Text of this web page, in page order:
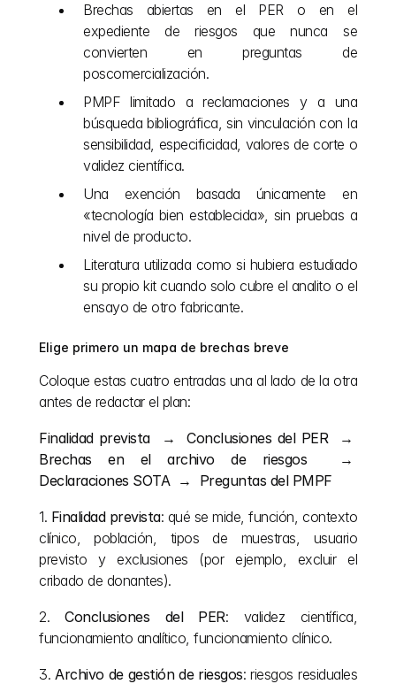
Brechas abiertas en el PER o en el
expediente de riesgos que nunca se
convierten en preguntas de
poscomercialización.
PMPF limitado a reclamaciones y a una
búsqueda bibliográfica, sin vinculación con la
sensibilidad, especificidad, valores de corte o
validez científica.
Una exención basada únicamente en
«tecnología bien establecida», sin pruebas a
nivel de producto.
Literatura utilizada como si hubiera estudiado
su propio kit cuando solo cubre el analito o el
ensayo de otro fabricante.
Elige primero un mapa de brechas breve
Coloque estas cuatro entradas una al lado de la otra
antes de redactar el plan:
Finalidad prevista  →  Conclusiones del PER  →
Brechas en el archivo de riesgos  →
Declaraciones SOTA  →  Preguntas del PMPF
1. Finalidad prevista: qué se mide, función, contexto
clínico, población, tipos de muestras, usuario
previsto y exclusiones (por ejemplo, excluir el
cribado de donantes).
2. Conclusiones del PER: validez científica,
funcionamiento analítico, funcionamiento clínico.
3. Archivo de gestión de riesgos: riesgos residuales